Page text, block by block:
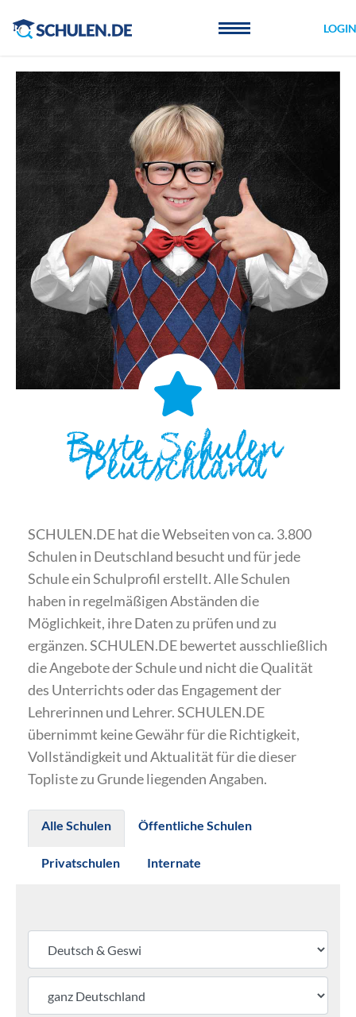
LOGIN
Beste Schulen
Deutschland
SCHULEN.DE hat die Webseiten von ca. 3.800
Schulen in Deutschland besucht und für jede
Schule ein Schulprofil erstellt. Alle Schulen
haben in regelmäßigen Abständen die
Möglichkeit, ihre Daten zu prüfen und zu
ergänzen. SCHULEN.DE bewertet ausschließlich
die Angebote der Schule und nicht die Qualität
des Unterrichts oder das Engagement der
Lehrerinnen und Lehrer. SCHULEN.DE
übernimmt keine Gewähr für die Richtigkeit,
Vollständigkeit und Aktualität für die dieser
Topliste zu Grunde liegenden Angaben.
Alle Schulen Öffentliche Schulen
Privatschulen Internate